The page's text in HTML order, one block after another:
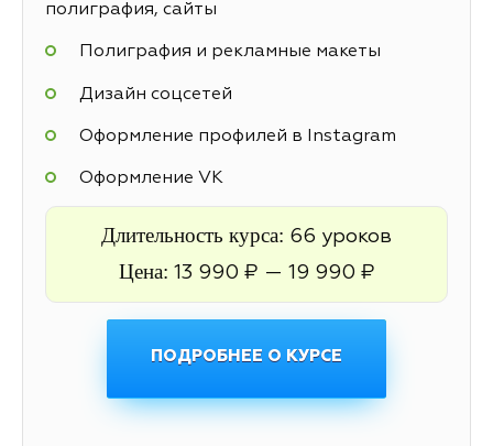
полиграфия, сайты
Полиграфия и рекламные макеты
Дизайн соцсетей
Оформление профилей в Instagram
Оформление VK
Длительность курса: 66 уроков
Цена: 13 990 ₽ — 19 990 ₽
ПОДРОБНЕЕ О КУРСЕ